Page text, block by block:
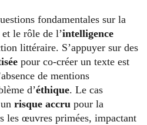
fondamentales sur la
et le rôle de l’intelligence
littéraire. S’appuyer sur des
pour co-créer un texte est
de mentions
d’éthique. Le cas
risque accru pour la
les œuvres primées, impactant